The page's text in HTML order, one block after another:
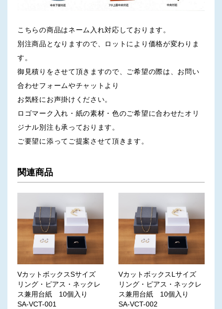
こちらの商品はネーム入れ対応しております。
別注商品となりますので、ロットにより価格が変わりま
す。
御見積りをさせて頂きますので、ご希望の際は、お問い
合わせフォームやチャットより
お気軽にお声掛けください。
ロゴマーク入れ・紙の素材・色のご希望に合わせたオリ
ジナル別注も承っております。
ご要望に添ってご提案させて頂きます。
関連商品
VカットボックスSサイズ
リング・ピアス・ネックレ
ス兼用台紙 10個入り
SA-VCT-001
VカットボックスLサイズ
リング・ピアス・ネックレ
ス兼用台紙 10個入り
SA-VCT-002